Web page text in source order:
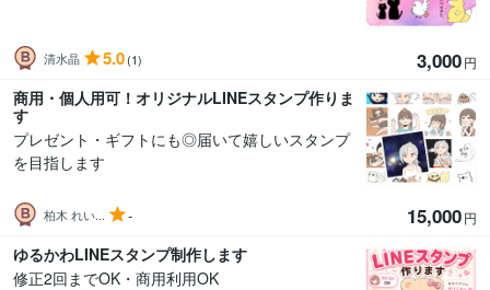
清水晶 5.0(1) 3,000円
商用・個人用可！オリジナルLINEスタンプ作りま
す
プレゼント・ギフトにも◎届いて嬉しいスタンプ
を目指します
柏木 れい... - 15,000円
ゆるかわLINEスタンプ制作します
修正2回までOK・商用利用OK